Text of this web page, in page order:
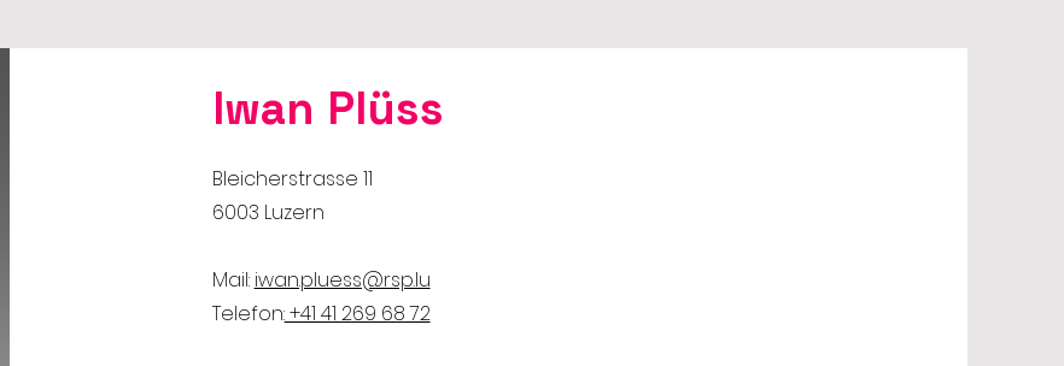
Iwan Plüss
Bleicherstrasse 11
6003 Luzern
Mail: iwan.pluess@rsp.lu
Telefon:​+41 41 269 68 72